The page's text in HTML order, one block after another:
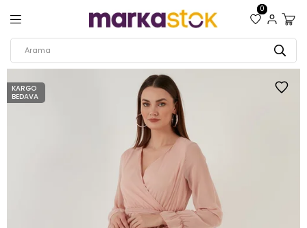
0
KARGO
BEDAVA